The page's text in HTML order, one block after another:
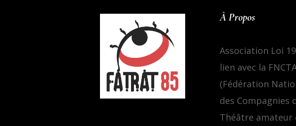
À Propos
Association Loi
lien avec la
(Fédération
des Compagnies
Théâtre amateur